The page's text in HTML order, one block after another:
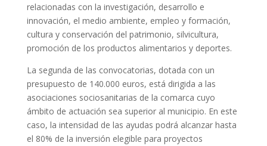
relacionadas con la investigación, desarrollo e
innovación, el medio ambiente, empleo y formación,
cultura y conservación del patrimonio, silvicultura,
promoción de los productos alimentarios y deportes.
La segunda de las convocatorias, dotada con un
presupuesto de 140.000 euros, está dirigida a las
asociaciones sociosanitarias de la comarca cuyo
ámbito de actuación sea superior al municipio. En este
caso, la intensidad de las ayudas podrá alcanzar hasta
el 80% de la inversión elegible para proyectos